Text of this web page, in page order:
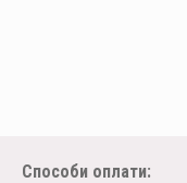
Способи оплати: